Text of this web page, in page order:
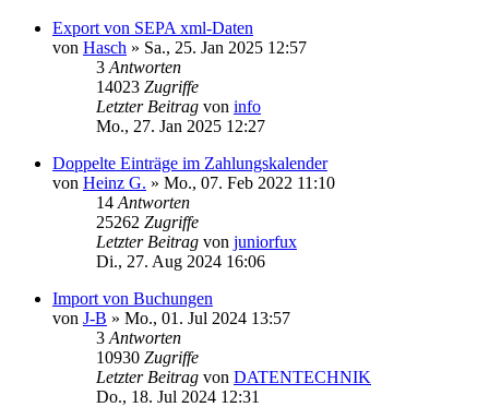
Export von SEPA xml-Daten
von Hasch » Sa., 25. Jan 2025 12:57
3 Antworten
14023 Zugriffe
Letzter Beitrag von info
Mo., 27. Jan 2025 12:27
Doppelte Einträge im Zahlungskalender
von Heinz G. » Mo., 07. Feb 2022 11:10
14 Antworten
25262 Zugriffe
Letzter Beitrag von juniorfux
Di., 27. Aug 2024 16:06
Import von Buchungen
von J-B » Mo., 01. Jul 2024 13:57
3 Antworten
10930 Zugriffe
Letzter Beitrag von DATENTECHNIK
Do., 18. Jul 2024 12:31